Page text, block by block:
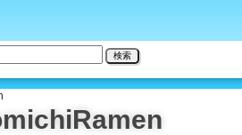
検索